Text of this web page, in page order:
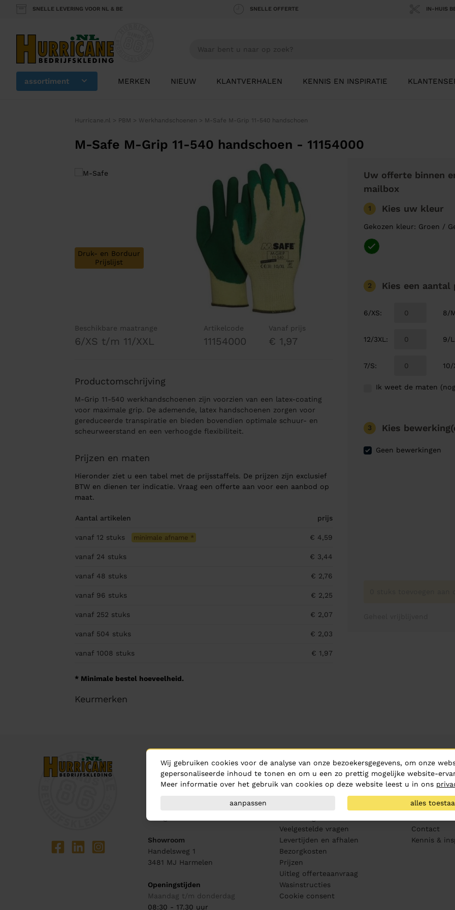
SNELLE LEVERING VOOR NL & BE SNELLE OFFERTE IN-HUIS
assortiment MERKEN NIEUW KLANTVERHALEN KENNIS EN INSPIRATIE
Hurricane.nl > PBM > Werkhandschoenen > M-Safe M-Grip 11-540 handschoen
M-Safe M-Grip 11-540 handschoen - 11154000
Druk- en Borduur
Prijslijst
Beschikbare maatrange
6/XS t/m 11/XXL
Artikelcode
11154000
Vanaf prijs
€ 1,97
Productomschrijving
M-Grip 11-540 werkhandschoenen zijn voorzien van een latex-coating
voor maximale grip. De ademende, latex handschoenen zorgen voor
gereduceerde transpiratie en bieden bovendien optimale schuur- en
scheurweerstand en een verhoogde flexibiliteit.
Prijzen en maten
Hieronder ziet u een tabel met de prijsstaffels. De prijzen zijn exclusief
BTW en dienen ter indicatie. Vraag een offerte aan voor een aanbod op
maat.
Aantal artikelen prijs
vanaf 12 stuks minimale afname * € 4,59
vanaf 24 stuks € 3,44
vanaf 48 stuks € 2,76
vanaf 96 stuks € 2,25
vanaf 252 stuks € 2,07
vanaf 504 stuks € 2,03
vanaf 1008 stuks € 1,97
* Minimale bestel hoeveelheid.
Keurmerken
Uw offerte binnen
mailbox
1 Kies uw kleur
Gekozen kleur: Groen /
2 Kies een aantal
6/XS:
12/3XL :
7/S:
8/
9/L
10/
Ik weet de maten
3 Kies
Geen bewerkingen
Bel ons
0348 - 444 440
info@hurricane.nl
Showroom
Handelsweg 1
3481 MJ Harmelen
Openingstijden
Maandag t/m donderdag
08:30 - 17.30 uur
Aanleveren artwork
PMS kleurenwaaier
Veelgestelde vragen
Levertijden en afhalen
Bezorgkosten
Prijzen
Uitleg offerteaanvraag
Wasinstructies
Cookie consent
Over
Vacatures
MVO
Contact
Kennis &
Wij gebruiken cookies voor de analyse van onze bezoekersgegevens, om onze
gepersonaliseerde inhoud te tonen en om u een zo prettig mogelijke website-
Meer informatie over het gebruik van cookies op deze website leest u in ons
aanpassen alles